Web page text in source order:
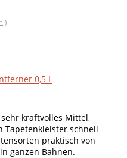
)
kraftvolles Mittel,
Tapetenkleister schnell
praktisch von
ganzen Bahnen.